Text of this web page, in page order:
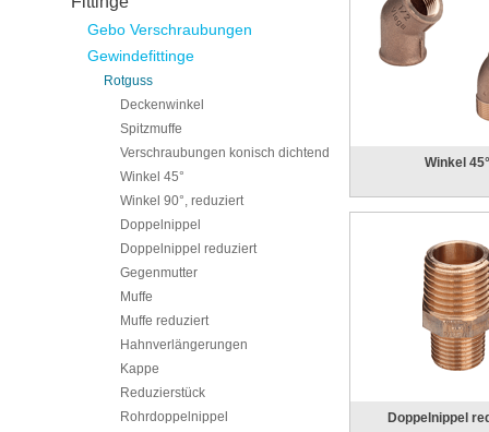
Winkel 45°
Doppelnippel
Gebo Verschraubungen
Gewindefittinge
Rotguss
Deckenwinkel
Spitzmuffe
Verschraubungen konisch dichtend
Winkel 45°
Winkel 90°, reduziert
Doppelnippel
Doppelnippel reduziert
Gegenmutter
Muffe
Muffe reduziert
Hahnverlängerungen
Kappe
Reduzierstück
Rohrdoppelnippel